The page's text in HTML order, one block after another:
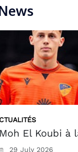
El Koubi à
29 July 2026